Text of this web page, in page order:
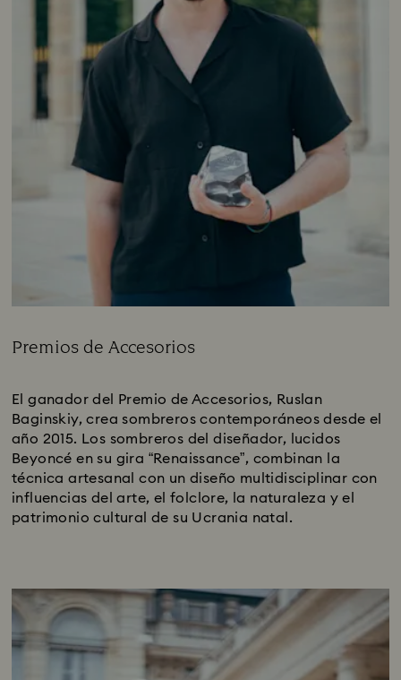
Premios de Accesorios
El ganador del Premio de Accesorios, Ruslan
Baginskiy, crea sombreros contemporáneos desde el
año 2015. Los sombreros del diseñador, lucidos
Beyoncé en su gira “Renaissance”, combinan la
técnica artesanal con un diseño multidisciplinar con
influencias del arte, el folclore, la naturaleza y el
patrimonio cultural de su Ucrania natal.